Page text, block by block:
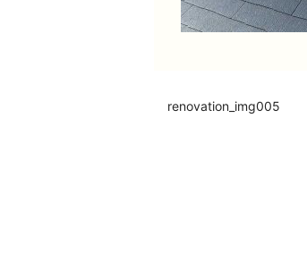
renovation_img005